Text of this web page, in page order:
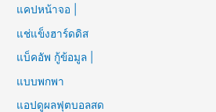
แคปหน้าจอ |
แช่แข็งฮาร์ดดิส
แบ็คอัพ กู้ข้อมูล |
แบบพกพา
แอปดูผลฟุตบอลสด